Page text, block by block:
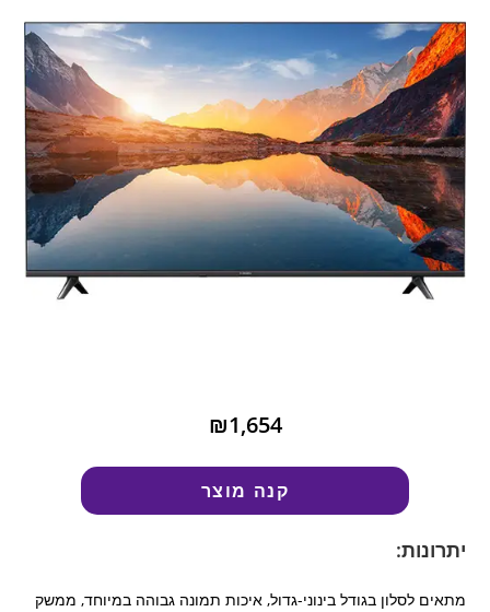
₪1,654
קנה מוצר
יתרונות:
מתאים לסלון בגודל בינוני-גדול, איכות תמונה גבוהה במיוחד, ממשק